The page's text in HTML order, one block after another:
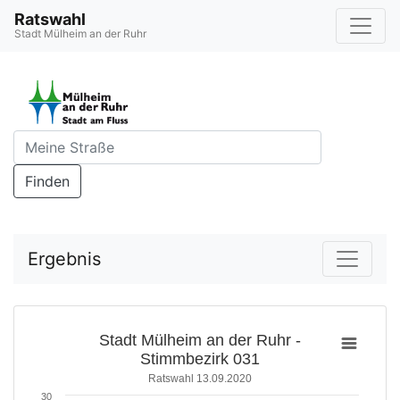
Ratswahl
Stadt Mülheim an der Ruhr
Finden
Ergebnis
Stadt Mülheim an der Ruhr -
Stimmbezirk 031
Ratswahl 13.09.2020
30